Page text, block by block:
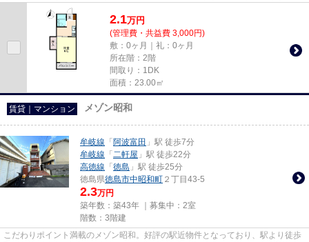
ます。ネットの回線をマンシ...
2.1万円
(管理費・共益費 3,000円)
敷：0ヶ月｜礼：0ヶ月
所在階：2階
間取り：1DK
面積：23.00㎡
賃貸｜マンション メゾン昭和
牟岐線 「 阿波富田 」駅 徒歩7分
牟岐線 「 二軒屋 」駅 徒歩22分
高徳線 「 徳島 」駅 徒歩25分
徳島県徳島市中昭和町 ２丁目43-5
2.3万円
築年数：築43年 ｜募集中： 2室
階数：3階建
こだわりポイント満載のメゾン昭和。好評の駅近物件となっており、駅より徒歩